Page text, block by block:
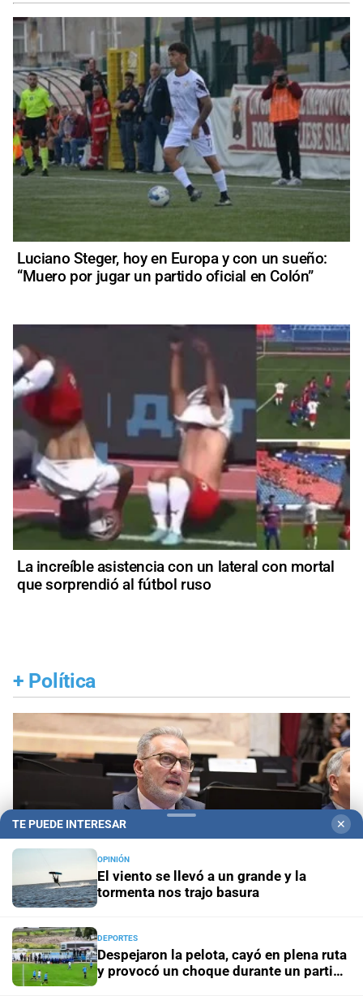
Luciano Steger, hoy en Europa y con un sueño:
“Muero por jugar un partido oficial en Colón”
La increíble asistencia con un lateral con mortal
que sorprendió al fútbol ruso
+ Política
Rumbo a 2027 Se activa Lewandowski
TE PUEDE INTERESAR ✕
OPINIÓN
El viento se llevó a un grande y la
tormenta nos trajo basura
DEPORTES
Despejaron la pelota, cayó en plena ruta
y provocó un choque durante un partido